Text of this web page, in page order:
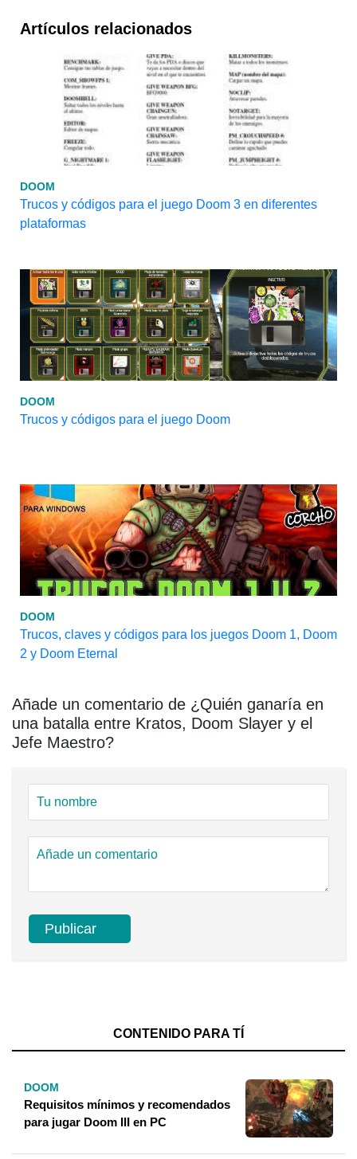
Artículos relacionados
DOOM
Trucos y códigos para el juego Doom 3 en diferentes
plataformas
DOOM
Trucos y códigos para el juego Doom
DOOM
Trucos, claves y códigos para los juegos Doom 1, Doom
2 y Doom Eternal
Añade un comentario de ¿Quién ganaría en
una batalla entre Kratos, Doom Slayer y el
Jefe Maestro?
CONTENIDO PARA TÍ
DOOM
Requisitos mínimos y recomendados
para jugar Doom III en PC